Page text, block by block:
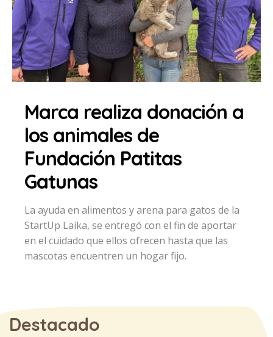
Marca realiza donación a
los animales de
Fundación Patitas
Gatunas
La ayuda en alimentos y arena para gatos de la
StartUp Laika, se entregó con el fin de aportar
en el cuidado que ellos ofrecen hasta que las
mascotas encuentren un hogar fijo.
Destacado